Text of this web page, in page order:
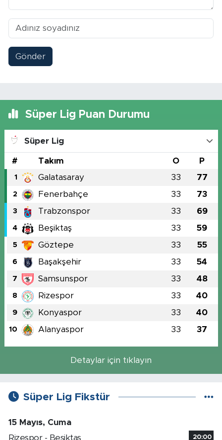
Gönder
Süper Lig Puan Durumu
Süper Lig
# Takım O P
1 Galatasaray 33 77
2 Fenerbahçe 33 73
3 Trabzonspor 33 69
4 Beşiktaş 33 59
5 Göztepe 33 55
6 Başakşehir 33 54
7 Samsunspor 33 48
8 Rizespor 33 40
9 Konyaspor 33 40
10 Alanyaspor 33 37
Detaylar için tıklayın
Süper Lig Fikstür
15 Mayıs, Cuma
Rizespor - Beşiktaş
20:00